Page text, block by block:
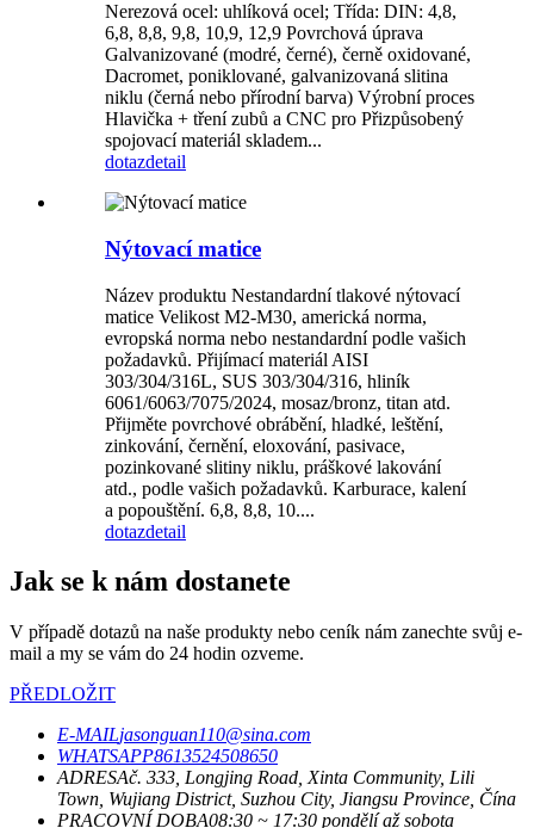
Nerezová ocel: uhlíková ocel; Třída: DIN: 4,8,
6,8, 8,8, 9,8, 10,9, 12,9 Povrchová úprava
Galvanizované (modré, černé), černě oxidované,
Dacromet, poniklované, galvanizovaná slitina
niklu (černá nebo přírodní barva) Výrobní proces
Hlavička + tření zubů a CNC pro Přizpůsobený
spojovací materiál skladem...
dotazdetail
Nýtovací matice
Název produktu Nestandardní tlakové nýtovací
matice Velikost M2-M30, americká norma,
evropská norma nebo nestandardní podle vašich
požadavků. Přijímací materiál AISI
303/304/316L, SUS 303/304/316, hliník
6061/6063/7075/2024, mosaz/bronz, titan atd.
Přijměte povrchové obrábění, hladké, leštění,
zinkování, černění, eloxování, pasivace,
pozinkované slitiny niklu, práškové lakování
atd., podle vašich požadavků. Karburace, kalení
a popouštění. 6,8, 8,8, 10....
dotazdetail
Jak se k nám dostanete
V případě dotazů na naše produkty nebo ceník nám zanechte svůj e-
mail a my se vám do 24 hodin ozveme.
PŘEDLOŽIT
E-MAILjasonguan110@sina.com
WHATSAPP8613524508650
ADRESAč. 333, Longjing Road, Xinta Community, Lili
Town, Wujiang District, Suzhou City, Jiangsu Province, Čína
PRACOVNÍ DOBA08:30 ~ 17:30 pondělí až sobota